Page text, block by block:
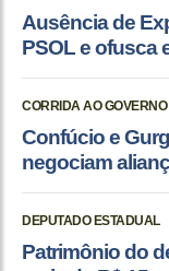
Ausência de
PSOL e ofusca
CORRIDA AO GOVERNO
Confúcio e
negociam
DEPUTADO ESTADUAL
Patrimônio do